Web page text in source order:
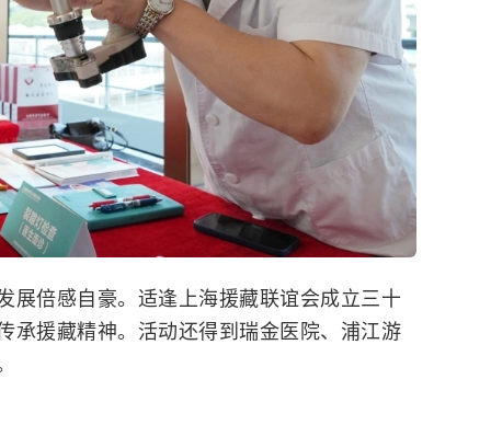
展倍感自豪。适逢上海援藏联谊会成立三十
承援藏精神。活动还得到瑞金医院、浦江游